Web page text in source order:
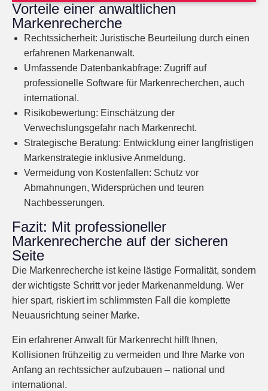
Vorteile einer anwaltlichen
Markenrecherche
Rechtssicherheit: Juristische Beurteilung durch einen
erfahrenen Markenanwalt.
Umfassende Datenbankabfrage: Zugriff auf
professionelle Software für Markenrecherchen, auch
international.
Risikobewertung: Einschätzung der
Verwechslungsgefahr nach Markenrecht.
Strategische Beratung: Entwicklung einer langfristigen
Markenstrategie inklusive Anmeldung.
Vermeidung von Kostenfallen: Schutz vor
Abmahnungen, Widersprüchen und teuren
Nachbesserungen.
Fazit: Mit professioneller
Markenrecherche auf der sicheren
Seite
Die Markenrecherche ist keine lästige Formalität, sondern
der wichtigste Schritt vor jeder Markenanmeldung. Wer
hier spart, riskiert im schlimmsten Fall die komplette
Neuausrichtung seiner Marke.
Ein erfahrenerAnwalt für Markenrechthilft Ihnen,
Kollisionen frühzeitig zu vermeiden und Ihre Marke von
Anfang an rechtssicher aufzubauen – national und
international.